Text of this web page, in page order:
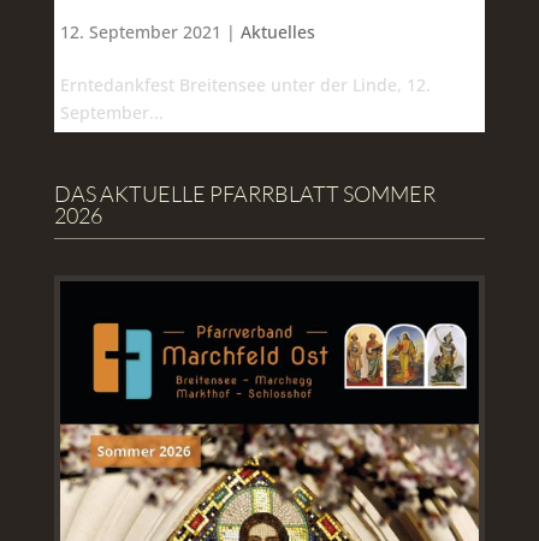
12. September 2021 | Aktuelles
Erntedankfest Breitensee unter der Linde, 12.
September...
DAS AKTUELLE PFARRBLATT SOMMER
2026